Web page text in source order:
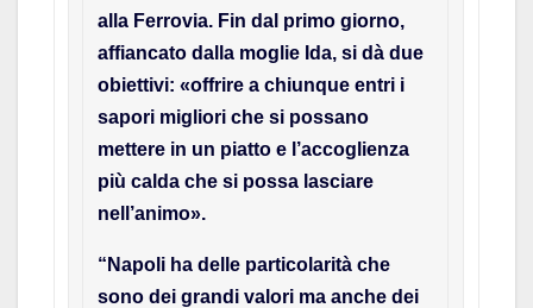
alla Ferrovia. Fin dal primo giorno,
affiancato dalla moglie Ida, si dà due
obiettivi: «offrire a chiunque entri i
sapori migliori che si possano
mettere in un piatto e l’accoglienza
più calda che si possa lasciare
nell’animo».
“Napoli ha delle particolarità che
sono dei grandi valori ma anche dei